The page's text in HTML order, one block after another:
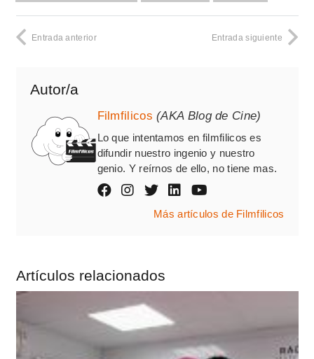
Entrada anterior Entrada siguiente
Autor/a
Filmfilicos (AKA Blog de Cine)
Lo que intentamos en filmfilicos es
difundir nuestro ingenio y nuestro
genio. Y reírnos de ello, no tiene mas.
Más artículos de Filmfilicos
Artículos relacionados